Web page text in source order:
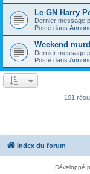
Le GN Harry
Dernier message
Posté dans
Weekend
Dernier message
Posté dans
101
Index du forum
Développé